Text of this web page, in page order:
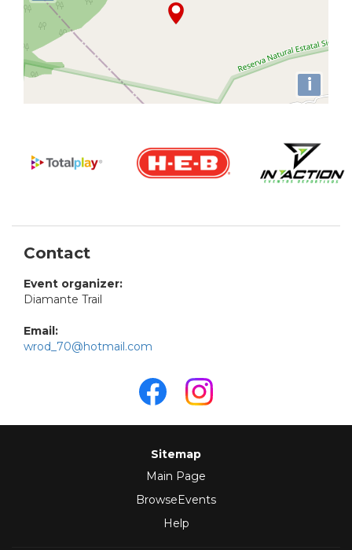
i
Contact
Event organizer:
Diamante Trail
Email:
wrod_70@hotmail.com
Sitemap
Main Page
BrowseEvents
Help